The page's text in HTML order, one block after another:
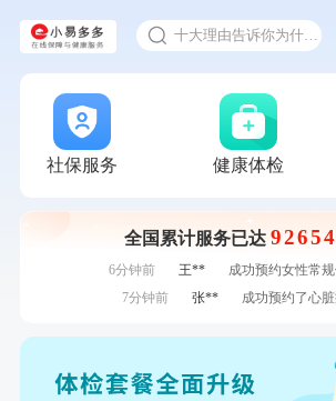
入职体检在线预约
甲状腺癌怎么筛查
社保服务 健康体检
全国累计服务已达
刚刚
毛**
成功预约了尊享版孕前
1分钟前
孙**
成功预约了商务应
1分钟前
毛**
购买了汤臣倍健多维男士多种维
瓶
购买了BP3颈椎
成功预约了健康
4分钟前
购买了厨房家用多功能不
6分钟前
熊**
购买了时尚羽毛球套
6分钟前
王**
成功预约女性常
7分钟前
张**
成功预约了心
24g*2盒
刚刚
侯** 购买了汤臣倍健水飞蓟葛根丹参片